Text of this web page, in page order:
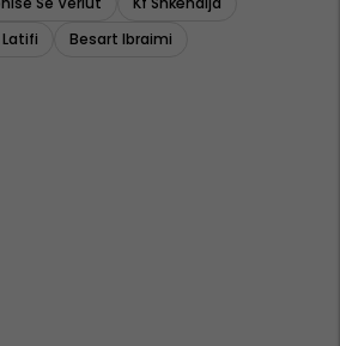
Latifi Besart Ibraimi